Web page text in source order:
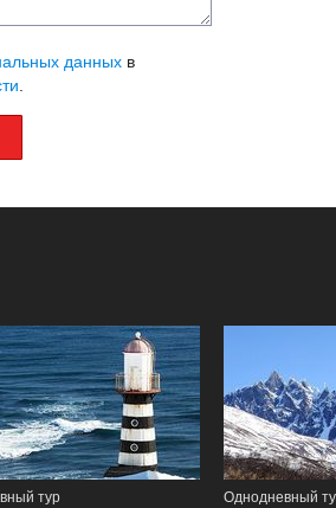
данных в
тур Однодневный